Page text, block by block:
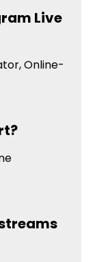
Live
Online-